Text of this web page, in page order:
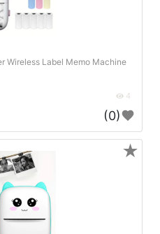
Wireless Label Memo Machine
4
(0)
★